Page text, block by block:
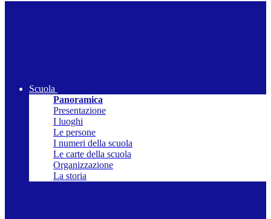
Scuola
Panoramica
Presentazione
I luoghi
Le persone
I numeri della scuola
Le carte della scuola
Organizzazione
La storia